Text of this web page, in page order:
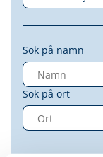
Sök på namn
Sök på ort